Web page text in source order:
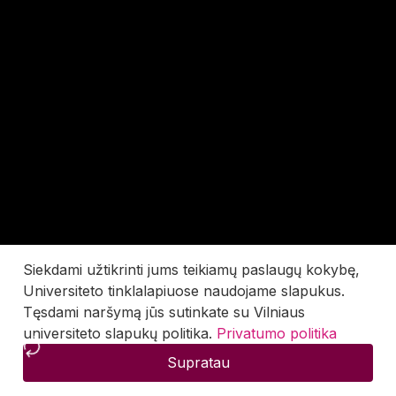
Siekdami užtikrinti jums teikiamų paslaugų kokybę,
Universiteto tinklalapiuose naudojame slapukus.
Tęsdami naršymą jūs sutinkate su Vilniaus
universiteto slapukų politika. Privatumo politika
Supratau